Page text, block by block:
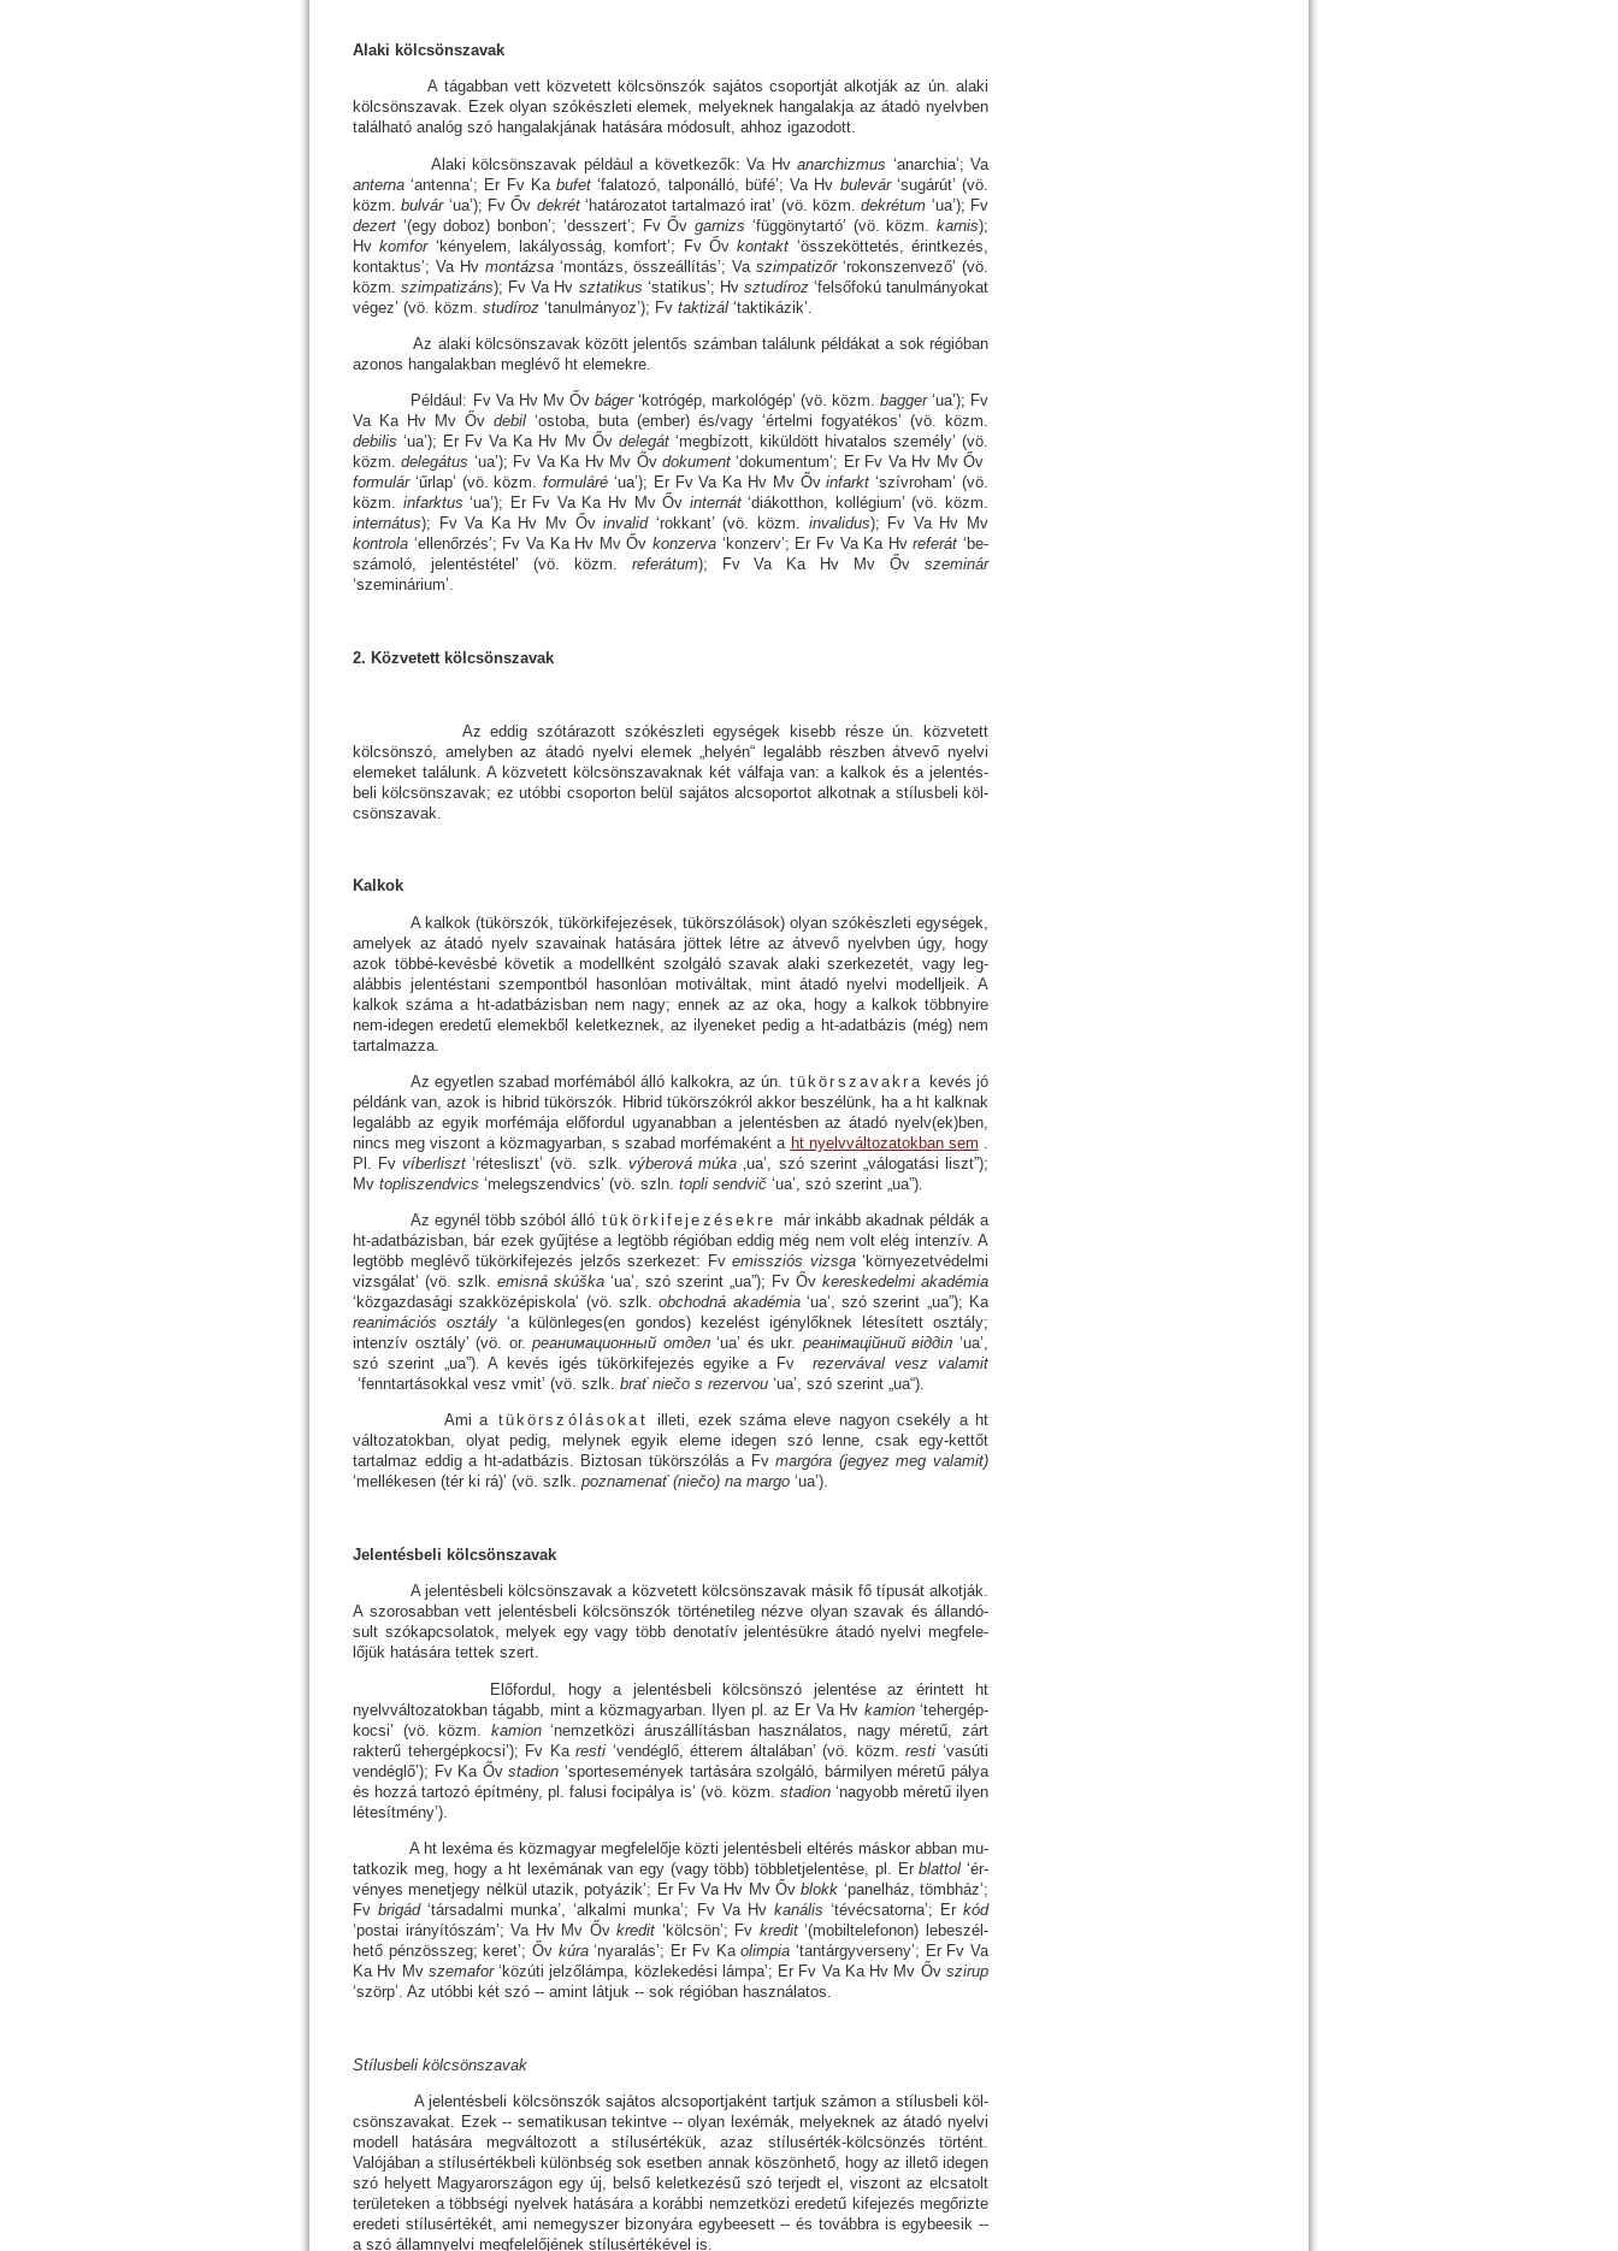
Alaki kölcsönszavak
A tágabban vett közvetett kölcsönszók sajátos csoportját alkotják az ún. alaki
kölcsönszavak. Ezek olyan szókészleti elemek, melyeknek hang­alak­ja az át­adó nyelvben
található analóg szó hang­alakjának hatására módosult, ahhoz igazodott.
Alaki kölcsönszavak például a következők: Va Hvanarchizmus ‘anarchia’; Va
anterna‘antenna’; Er Fv Kabufet ‘falatozó, talponálló, büfé’; Va Hv bu­levár ‘sugárút’ (vö.
közm.bulvár ‘ua’); Fv Őv dekrét ‘határozatot tartal­mazó irat’ (vö. közm.dekrétum ‘ua’); Fv
de­zert ‘(egy doboz) bonbon’; ‘desszert’; Fv Ővgarnizs ‘függönytartó’ (vö. közm.karnis);
Hvkomfor ‘ké­nyelem, la­ká­lyos­ság, komfort’; Fv Ővkontakt ‘összeköttetés, érint­ke­zés,
kontaktus’; Va Hv mon­tá­zsa ‘montázs, össze­ál­lí­tás’; Vaszimpatizőr‘rokonszenvező’ (vö.
közm.szimpatizáns); Fv Va Hv sztatikus ‘statikus’; Hv sztudíroz ‘felsőfokú ta­nul­mányokat
végez’ (vö. közm. studíroz ‘tanul­má­nyoz’); Fv taktizál ‘taktikázik’.
Az alaki kölcsönszavak között jelentős számban találunk példákat a sok régióban
azo­nos hangalakban meglévő ht elemekre.
Például: Fv Va Hv Mv Őv báger ‘kotrógép, markológép’ (vö. közm. bagger ‘ua’); Fv
Va Ka Hv Mv Őv debil ‘ostoba, buta (ember) és/vagy ‘értelmi fogyatékos’ (vö. közm.
debilis‘ua’); Er Fv Va Ka Hv Mv Őv delegát‘megbízott, kiküldött hiva­ta­los sze­mély’ (vö.
közm.delegátus ‘ua’); Fv Va Ka Hv Mv Őv dokument‘dokumentum’; Er Fv Va Hv Mv Őv
formulár ‘űrlap’ (vö. közm.formuláré‘ua’); Er Fv Va Ka Hv Mv Ővinfarkt‘szívroham’ (vö.
közm. infarktus‘ua’); Er Fv Va Ka Hv Mv Őv internát‘diákotthon, kollégium’ (vö. közm.
internátus); Fv Va Ka Hv Mv Ővinvalid ‘rokkant’ (vö. közm. invalidus); Fv Va Hv Mv
kontrola ‘ellenőrzés’; Fv Va Ka Hv Mv Őv konzerva ‘konzerv’; Er Fv Va Ka Hvreferát ‘be­­
szá­mo­ló, jelentéstétel’ (vö. közm. referátum); Fv Va Ka Hv Mv Ővszeminár
‘szeminárium’.
2. Közvetett kölcsönszavak
Az eddig szótárazott szókészleti egységek kisebb része ún. közvetett
kölcsönszó, amelyben az átadó nyelvi elemek „helyén“ legalább részben átvevő nyelvi
elemeket találunk. A közvetett kölcsönszavaknak két válfaja van: a kalkok és a jelentés­
be­li kölcsön­sza­vak; ez utóbbi csoporton belül sajátos alcsoportot alkotnak a stílusbeli köl­
csön­szavak.
Kalkok
A kalkok (tükörszók, tükörkifejezések, tükörszólások) olyan szókészleti egy­sé­­gek,
amelyek az átadó nyelv szavainak hatására jöttek létre az átvevő nyelvben úgy, hogy
azok töb­bé-kevésbé követik a modellként szolgáló szavak alaki szerkezetét, vagy leg­
alább­is jelen­tés­tani szempontból hasonlóan motiváltak, mint átadó nyel­vi modelljeik. A
kalkok száma a ht-adatbázisban nem nagy; ennek az az oka, hogy a kalkok többnyire
nem-ide­gen eredetű elemekből keletkeznek, az ilyeneket pedig a ht-adatbázis (még) nem
tartalmazza.
Az egyet­len szabad morfémából álló kalkokra, az ún. tükörszavakra
kevés jó
példánk van, azok is hibrid tükörszók. Hibrid tükörszókról akkor beszélünk, ha a ht kalknak
leg­alább az egyik mor­fé­má­ja előfordul ugyanabban a jelentésben az átadó nyelv(ek)ben,
nincs meg viszont a köz­ma­gyar­ban, s szabad morfémaként a ht nyelvváltozatokban sem
Pl. Fvvíberliszt‘ré­tes­liszt’ (vö. szlk.výberová múka ‚ua’, szó szerint
„válogatási liszt”);
Mv topliszendvics ‘me­leg­szend­vics’ (vö. szln. topli sendvič ‘ua’, szó szerint „ua”).
Az egynél több szóból állótükörkifejezésekre már inkább akadnak példák a
ht-adatbázisban, bár ezek gyűjtése a leg­­több régióban eddig még nem volt elég intenzív. A
legtöbb meglévő tükörkifejezés jelzős szer­ke­zet: Fv emissziós vizsga ‘környezetvédelmi
vizsgálat’ (vö. szlk. emis­ná skúška ‘ua’, szó szerint „ua”); Fv Őv kereskedelmi akadémia
‘köz­gaz­da­­sági szak­közép­is­ko­­la’ (vö. szlk.ob­chod­ná akadémia‘ua’, szó szerint „ua”); Ka
reanimációs osztály‘a különleges(en gondos) kezelést igénylők­nek lé­­tesített osztály;
intenzív osztály’ (vö. or.реанимационный отдел‘ua’ és ukr. реанімаційний відділ ‘ua’,
szó szerint „ua”). A kevés igés tükörkifejezés egyike a Fv
rezer­vá­val vesz valamit
‘fenntartásokkal vesz vmit’ (vö. szlk. brať niečo s rezer­vou ‘ua’, szó sze­rint „ua“).
Ami atükörszólásokatilleti, ezek száma eleve nagyon csekély a ht
változatokban, olyat pedig, melynek egyik eleme idegen szó lenne, csak egy-kettőt
tartalmaz eddig a ht-adatbázis. Biztosan tükörszólás a Fvmargóra (jegyez meg valamit)
‘mellékesen (tér ki rá)’ (vö. szlk. poznamenať (niečo) na margo ‘ua’).
Jelentésbeli kölcsönszavak
A jelentésbeli kölcsönszavak a közvetett kölcsön­sza­vak má­sik fő típusát alkotják.
A szorosabban vett jelentésbeli kölcsönszók történetileg nézve olyan szavak és ál­lan­­dó­
sult szókapcsolatok, melyek egy vagy több denotatív jelen­té­sükre átadó nyel­vi meg­fe­le­
lőjük hatá­sá­ra tettek szert.
Előfordul, hogy a jelentésbeli kölcsönszó jelentése az érintett ht
nyelvváltozatokban tágabb, mint a közmagyarban. Ilyen pl. az Er Va Hv kamion‘te­­her­­gép­
kocsi’ (vö. közm. kamion‘nemzetközi áruszállí­tás­ban hasz­nálatos, nagy méretű, zárt
rakterű te­her­gépkocsi’); Fv Karesti ‘vendéglő, étterem ál­ta­lá­ban’ (vö. közm. resti‘vasúti
vendéglő’); Fv Ka Ővstadion‘sportesemények tartására szol­gá­ló, bármilyen méretű pálya
és hozzá tartozó építmény, pl. falusi focipálya is’ (vö. közm. sta­dion ‘nagyobb méretű ilyen
létesítmény’).
A ht lexéma és közmagyar megfelelője közti jelentésbeli eltérés máskor abban mu­
tat­ko­­­zik meg, hogy a ht lexémának van egy (vagy több) többletjelentése, pl. Erblattol‘ér­
vé­nyes menetjegy nélkül utazik, potyázik’; Er Fv Va Hv Mv Ővblokk ‘pa­nel­ház, tömbház’;
Fvbrigád‘társadalmi munka’, ‘alkalmi munka’; Fv Va Hv kanális ‘tévécsatorna’; Erkód
‘postai irányí­tó­szám’; Va Hv Mv Ővkredit ‘kölcsön’; Fv kredit‘(mo­bil­te­­le­fo­non) lebe­szél­
hető pénzösszeg; keret’; Őv kúra‘nyaralás’; Er Fv Kaolimpia ‘tan­tárgy­­verseny’; Er Fv Va
Ka Hv Mv szemafor‘köz­úti jel­ző­lám­pa, közlekedési lámpa’; Er Fv Va Ka Hv Mv Ővszirup
‘szörp’. Az utóbbi két szó -- amint látjuk -- sok régióban használatos.
Stílusbeli kölcsönszavak
A jelentésbeli kölcsönszók sajátos alcsoportjaként tartjuk számon a stílusbeli köl­­
csönszavakat. Ezek -- sematikusan tekintve -- olyan lexé­mák, melyek­nek az átadó nyelvi
mo­dell ha­tá­sára megváltozott a stílusértékük, azaz stílusérték-kölcsönzés történt.
Valójában a stílusértékbeli különbség sok esetben annak köszönhető, hogy az illető idegen
szó helyett Magyarországon egy új, belső keletkezésű szó terjedt el, viszont az elcsatolt
területeken a többségi nyelvek hatására a korábbi nemzetközi eredetű kifejezés megőrizte
eredeti stílusértékét, ami nemegyszer bizonyára egybeesett -- és továbbra is egybeesik --
a szó államnyelvi megfelelőjének stílusértékével is.